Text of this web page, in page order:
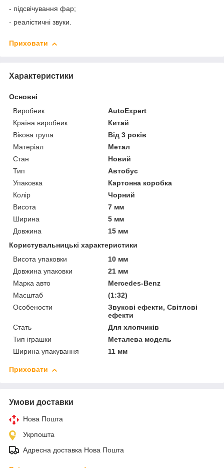
- підсвічування фар;
- реалістичні звуки.
Приховати
Характеристики
Основні
Виробник
AutoExpert
Країна виробник
Китай
Вікова група
Від 3 років
Матеріал
Метал
Стан
Новий
Тип
Автобус
Упаковка
Картонна коробка
Колір
Чорний
Висота
7 мм
Ширина
5 мм
Довжина
15 мм
Користувальницькі характеристики
Висота упаковки
10 мм
Довжина упаковки
21 мм
Марка авто
Mercedes-Benz
Масштаб
(1:32)
Особености
Звукові ефекти, Світлові
ефекти
Стать
Для хлопчиків
Тип іграшки
Металева модель
Ширина упакування
11 мм
Приховати
Умови доставки
Нова Пошта
Укрпошта
Адресна доставка Нова Пошта